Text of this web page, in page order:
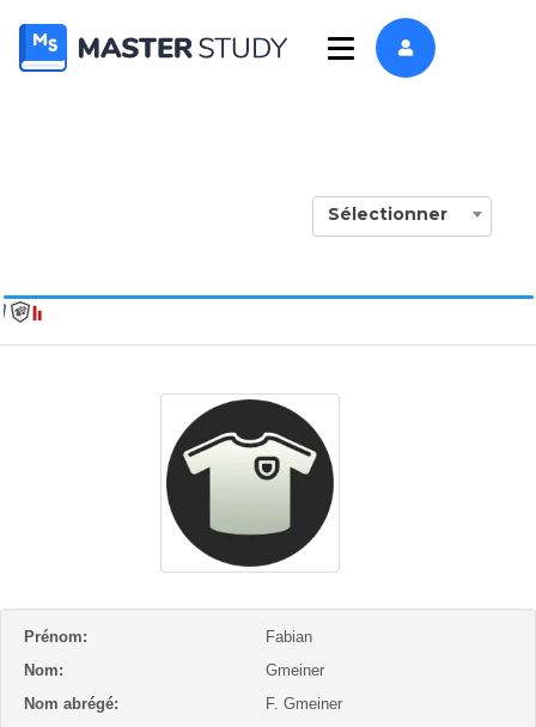
Sélectionner
Prénom:
Fabian
Nom:
Gmeiner
Nom abrégé:
F. Gmeiner